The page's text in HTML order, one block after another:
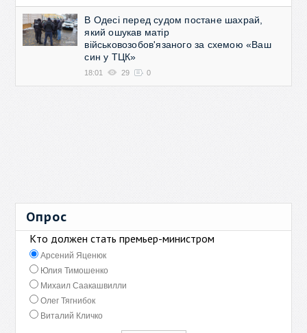
В Одесі перед судом постане шахрай,
який ошукав матір
військовозобов'язаного за схемою «Ваш
син у ТЦК»
18:01 29 0
Опрос
Кто должен стать премьер-министром
Арсений Яценюк
Юлия Тимошенко
Михаил Саакашвилли
Олег Тягнибок
Виталий Кличко